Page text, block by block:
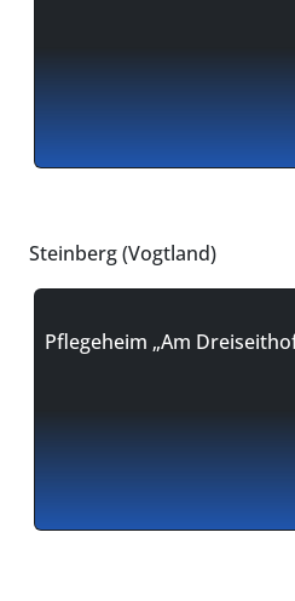
Steinberg (Vogtland)
Pflegeheim „Am